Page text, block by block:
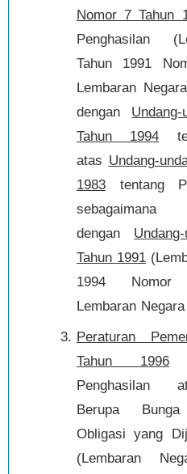
Nomor 7 Tahun
Penghasilan
Tahun 1991
Lembaran
dengan
Tahun 1994
atas Undang-
1983 tentang
dengan
Tahun 1991
1994 Nomor
Lembaran
Peraturan
Tahun 1996
Penghasilan
Berupa
Obligasi yang
(Lembaran